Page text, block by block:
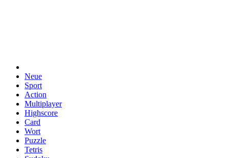
Neue
Sport
Action
Multiplayer
Highscore
Card
Wort
Puzzle
Tetris